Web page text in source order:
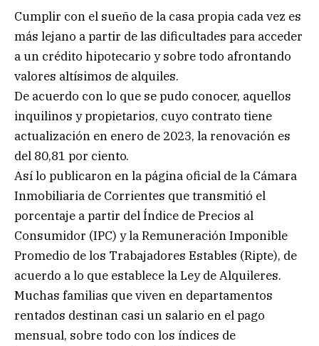
Cumplir con el sueño de la casa propia cada vez es
más lejano a partir de las dificultades para acceder
a un crédito hipotecario y sobre todo afrontando
valores altísimos de alquiles.
De acuerdo con lo que se pudo conocer, aquellos
inquilinos y propietarios, cuyo contrato tiene
actualización en enero de 2023, la renovación es
del 80,81 por ciento.
Así lo publicaron en la página oficial de la Cámara
Inmobiliaria de Corrientes que transmitió el
porcentaje a partir del Índice de Precios al
Consumidor (IPC) y la Remuneración Imponible
Promedio de los Trabajadores Estables (Ripte), de
acuerdo a lo que establece la Ley de Alquileres.
Muchas familias que viven en departamentos
rentados destinan casi un salario en el pago
mensual, sobre todo con los índices de